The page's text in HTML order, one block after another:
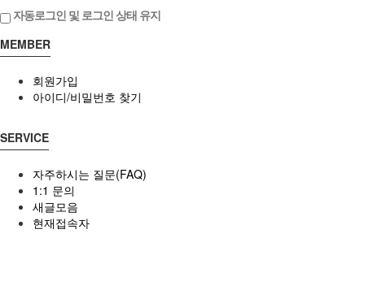
자동로그인 및 로그인 상태 유지
MEMBER
회원가입
아이디/비밀번호 찾기
SERVICE
자주하시는 질문(FAQ)
1:1 문의
새글모음
현재접속자